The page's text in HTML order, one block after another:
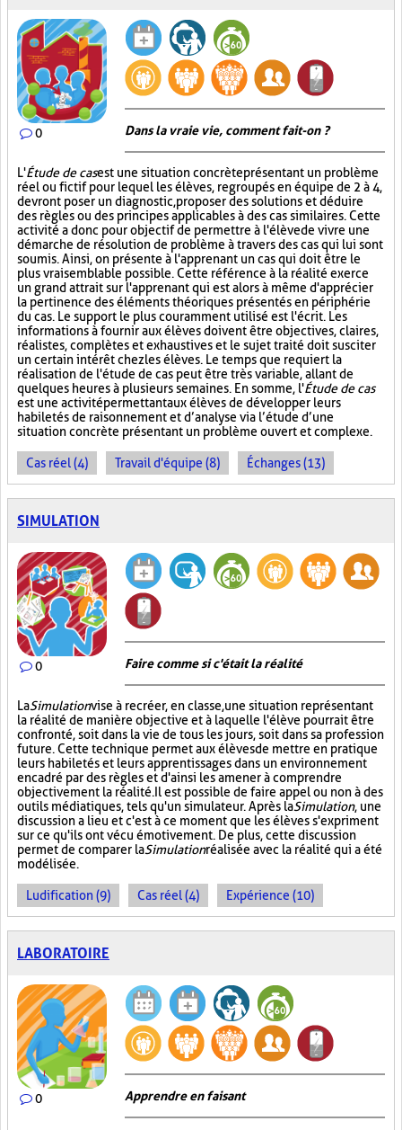
0 Dans la vraie vie, comment fait-on ?
L'Étude de casest une situation concrète présentant un problème
réel ou fictif pour lequel les élèves, regroupés en équipe de 2 à 4,
devront poser un diagnostic, proposer des solutions et déduire
des règles ou des principes applicables à des cas similaires. Cette
activité a donc pour objectif de permettre à l'élève de vivre une
démarche de résolution de problème à travers des cas qui lui sont
soumis. Ainsi, on présente à l'apprenant un cas qui doit être le
plus vraisemblable possible. Cette référence à la réalité exerce
un grand attrait sur l'apprenant qui est alors à même d'apprécier
la pertinence des éléments théoriques présentés en périphérie
du cas. Le support le plus couramment utilisé est l'écrit. Les
informations à fournir aux élèves doivent être objectives, claires,
réalistes, complètes et exhaustives et le sujet traité doit susciter
un certain intérêt chez les élèves. Le temps que requiert la
réalisation de l'étude de cas peut être très variable, allant de
quelques heures à plusieurs semaines. En somme, l'Étude de cas
est une activité permettant aux élèves de développer leurs
habiletés de raisonnement et d’analyse via l’étude d’une
situation concrète présentant un problème ouvert et complexe.
Cas réel (4) Travail d'équipe (8) Échanges (13)
SIMULATION
0 Faire comme si c'était la réalité
LaSimulationvise à recréer, en classe, une situation représentant
la réalité de manière objective et à laquelle l'élève pourrait être
confronté, soit dans la vie de tous les jours, soit dans sa profession
future. Cette technique permet aux élèves de mettre en pratique
leurs habiletés et leurs apprentissages dans un environnement
encadré par des règles et d'ainsi les amener à comprendre
objectivement la réalité. Il est possible de faire appel ou non à des
outils médiatiques, tels qu'un simulateur. Après laSimulation, une
discussion a lieu et c'est à ce moment que les élèves s'expriment
sur ce qu'ils ont vécu émotivement. De plus, cette discussion
permet de comparer laSimulationréalisée avec la réalité qui a été
modélisée.
Ludification (9) Cas réel (4) Expérience (10)
LABORATOIRE
0 Apprendre en faisant